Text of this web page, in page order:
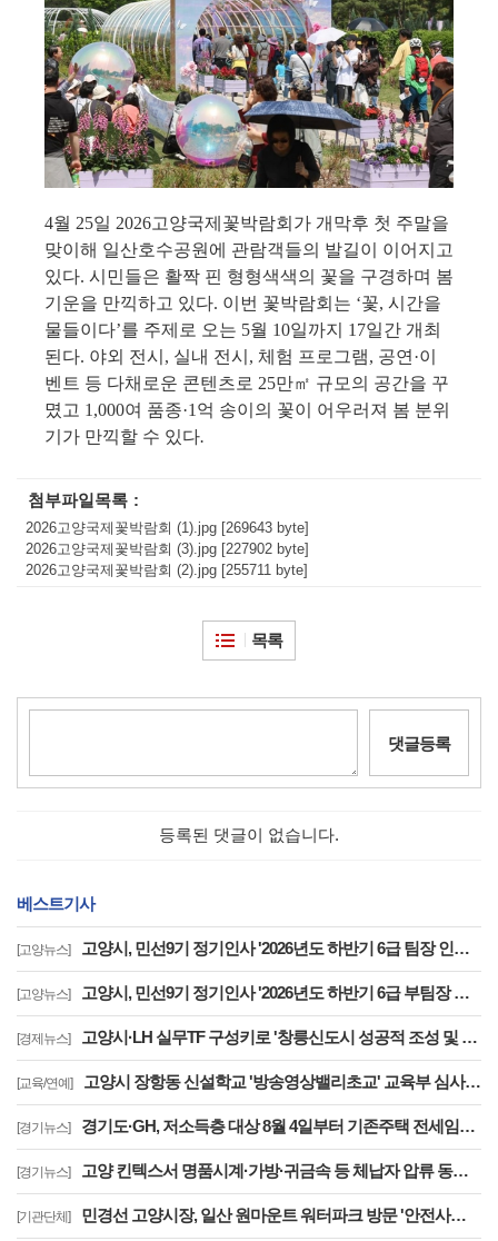
4월 25일 2026고양국제꽃박람회가 개막후 첫 주말을
맞이해 일산호수공원에 관람객들의 발길이 이어지고
있다. 시민들은 활짝 핀 형형색색의 꽃을 구경하며 봄
기운을 만끽하고 있다. 이번 꽃박람회는 ‘꽃, 시간을
물들이다’를 주제로 오는 5월 10일까지 17일간 개최
된다. 야외 전시 , 실내 전시 , 체험 프로그램, 공연 ·이
벤트 등 다채로운 콘텐츠로 25만㎡ 규모의 공간을 꾸
몄고 1,000여 품종·1 억 송이의 꽃이 어우러져 봄 분위
기가 만끽할 수 있다.
첨부파일목록
2026고양국제꽃박람회 (1).jpg [269643 byte]
2026고양국제꽃박람회 (3).jpg [227902 byte]
2026고양국제꽃박람회 (2).jpg [255711 byte]
목록
댓글등록
등록된 댓글이 없습니다.
베스트기사
[고양뉴스] 고양시, 민선9기 정기인사 '2026년도 하반기 6급 팀장 인사발령 사항'
[고양뉴스] 고양시, 민선9기 정기인사 '2026년도 하반기 6급 부팀장 이하 인사발령 사항'
[경제뉴스] 고양시·LH 실무TF 구성키로 '창릉신도시 성공적 조성 및 자족기능 강화 협력'
[교육/연예] 고양시 장항동 신설학교 '방송영상밸리초교' 교육부 심사 통과··2030년 개교
[경기뉴스] 경기도·GH, 저소득층 대상 8월 4일부터 기존주택 전세임대 입주자 상시 모집
[경기뉴스] 고양 킨텍스서 명품시계·가방·귀금속 등 체납자 압류 동산 620점 공개 경매
[기관단체] 민경선 고양시장, 일산 원마운트 워터파크 방문 '안전사고 방지 대책 점검'